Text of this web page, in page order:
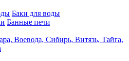
Баки для воды
Банные печи
Воевода, Сибирь, Витязь, Тайга,